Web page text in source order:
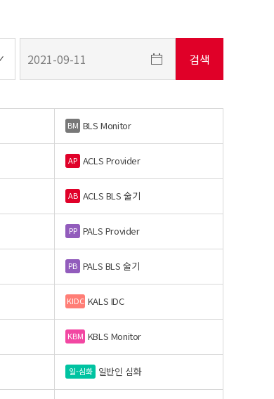
BM BLS Monitor
AP ACLS Provider
AB ACLS BLS 술기
PP PALS Provider
PB PALS BLS 술기
KIDC KALS IDC
KBM KBLS Monitor
일-심화 일반인 심화